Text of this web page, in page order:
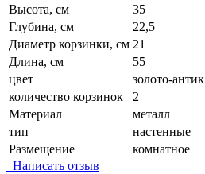
Высота, см
35
Глубина, см
22,5
Диаметр корзинки, см 21
Длина, см
55
цвет
золото-антик
количество корзинок
2
Материал
металл
тип
настенные
Размещение
комнатное
Написать отзыв